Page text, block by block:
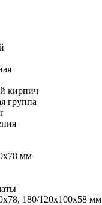
кирпич
группа
мм
180/120x100x58 мм